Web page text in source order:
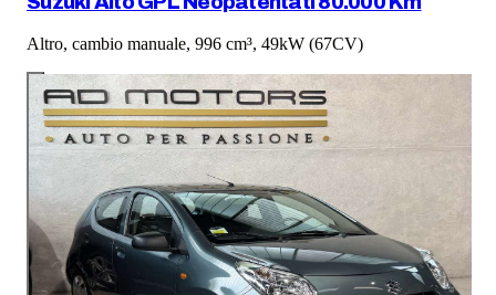
Altro, cambio manuale, 996 cm³, 49kW (67CV)